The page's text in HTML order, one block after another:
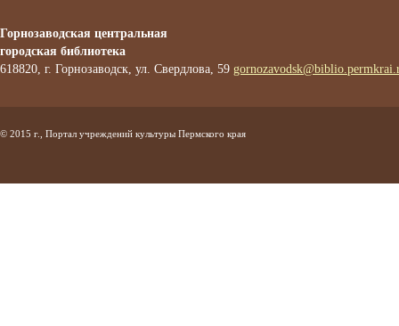
Горнозаводская центральная
городская библиотека
618820, г. Горнозаводск, ул. Свердлова, 59
© 2015 г., Портал учреждений культуры Пермского края